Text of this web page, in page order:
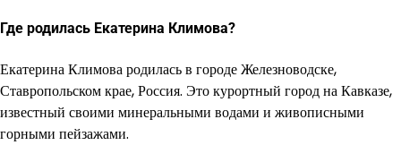
Где родилась Екатерина Климова?
Екатерина Климова родилась в городе Железноводске,
Ставропольском крае, Россия. Это курортный город на Кавказе,
известный своими минеральными водами и живописными
горными пейзажами.